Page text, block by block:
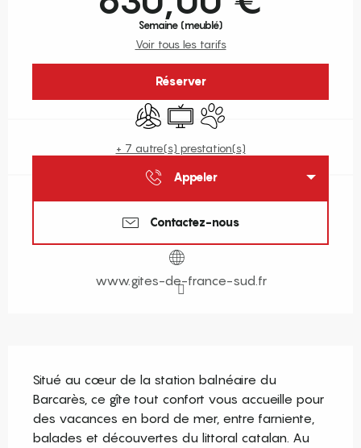
Semaine (meublé)
Voir tous les tarifs
Réserver
Air conditionné
TélévisionAnimaux acceptés
+ 7 autre(s) prestation(s)
Appeler
Contactez-nous
www.gites-de-france-sud.fr
Situé au cœur de la station balnéaire du
Barcarès, ce gîte tout confort vous accueille pour
des vacances en bord de mer, entre farniente,
balades et découvertes du littoral catalan. Au